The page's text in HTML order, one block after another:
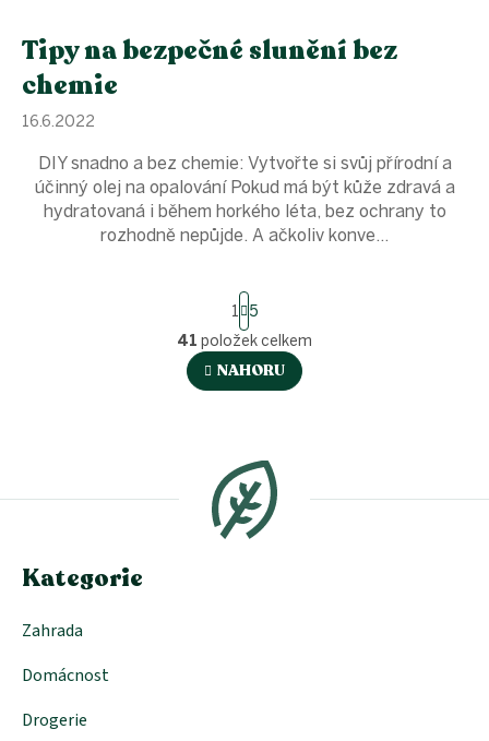
Tipy na bezpečné slunění bez
chemie
16.6.2022
DIY snadno a bez chemie: Vytvořte si svůj přírodní a
účinný olej na opalování Pokud má být kůže zdravá a
hydratovaná i během horkého léta, bez ochrany to
rozhodně nepůjde. A ačkoliv konve...
O
v
l
c
í
p
r
S
t
r
á
n
k
n
í
1
5
41 položek celkem
NAHORU
a
Kategorie
Zahrada
Domácnost
Drogerie